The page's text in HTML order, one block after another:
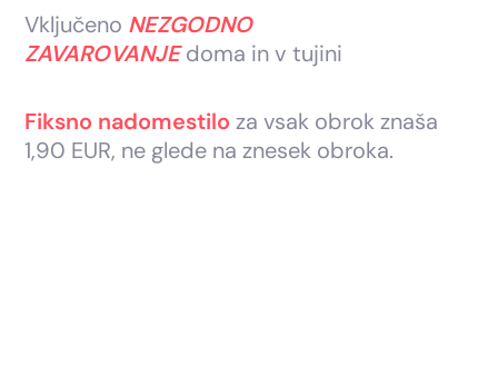
Vključeno NEZGODNO
ZAVAROVANJEdoma in v tujini
Fiksno nadomestilo za vsak obrok znaša
1,90 EUR, ne glede na znesek obroka.